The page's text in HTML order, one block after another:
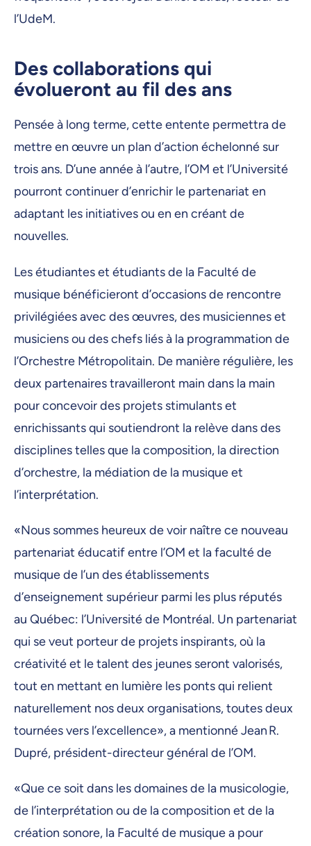
l’UdeM.
Des collaborations qui
évolueront au fil des ans
Pensée à long terme, cette entente permettra de
mettre en œuvre un plan d’action échelonné sur
trois ans. D’une année à l’autre, l’OM et l’Université
pourront continuer d’enrichir le partenariat en
adaptant les initiatives ou en en créant de
nouvelles.
Les étudiantes et étudiants de la Faculté de
musique bénéficieront d’occasions de rencontre
privilégiées avec des œuvres, des musiciennes et
musiciens ou des chefs liés à la programmation de
l’Orchestre Métropolitain. De manière régulière, les
deux partenaires travailleront main dans la main
pour concevoir des projets stimulants et
enrichissants qui soutiendront la relève dans des
disciplines telles que la composition, la direction
d’orchestre, la médiation de la musique et
l’interprétation.
«Nous sommes heureux de voir naître ce nouveau
partenariat éducatif entre l’OM et la faculté de
musique de l’un des établissements
d’enseignement supérieur parmi les plus réputés
au Québec: l’Université de Montréal. Un partenariat
qui se veut porteur de projets inspirants, où la
créativité et le talent des jeunes seront valorisés,
tout en mettant en lumière les ponts qui relient
naturellement nos deux organisations, toutes deux
tournées vers l’excellence», a mentionné Jean R.
Dupré, président-directeur général de l’OM.
«Que ce soit dans les domaines de la musicologie,
de l’interprétation ou de la composition et de la
création sonore, la Faculté de musique a pour